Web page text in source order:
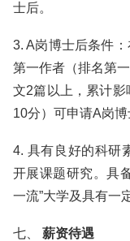
士后。
3. A岗博士后条件
第一作者（排名第
文2篇以上，累计
10分）可申请A岗博
4. 具有良好的科研
开展课题研究。具
一流”大学及具有一
七、 薪资待遇